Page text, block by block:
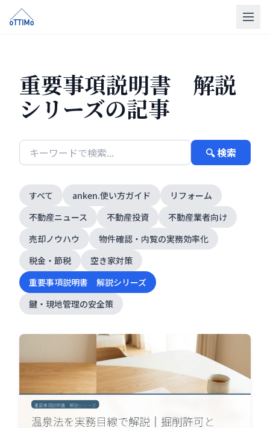
売買仲介
販売物件
リフォーム
会社概要
LINE相談
無料相談
重要事項説明書 解説
シリーズの記事
🔍 検索
すべて anken.使い方ガイド
リフォーム
不動産ニュース
不動産投資
不動産業者向け
売却ノウハウ
物件確認・内覧の実務効率化
税金・節税
空き家対策
重要事項説明書 解説シリーズ
鍵・現地管理の安全策